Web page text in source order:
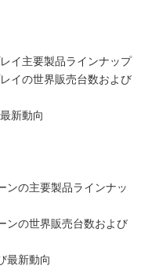
イ主要製品ラインナップ
イの世界販売台数および
新動向
ンの主要製品ラインナッ
ンの世界販売台数および
最新動向